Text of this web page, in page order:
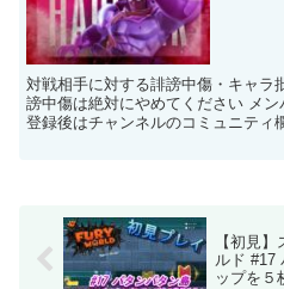
対戦相手に対する誹謗中傷・キャラ
謗中傷は絶対にやめてください メ
登録後はチャンネルのコミュニテ
【初見
ルド #17
ップを５